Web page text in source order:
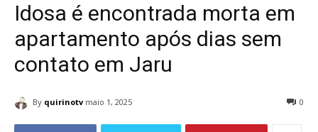
Idosa é encontrada morta em
apartamento após dias sem
contato em Jaru
By quirinotv maio 1, 2025 0